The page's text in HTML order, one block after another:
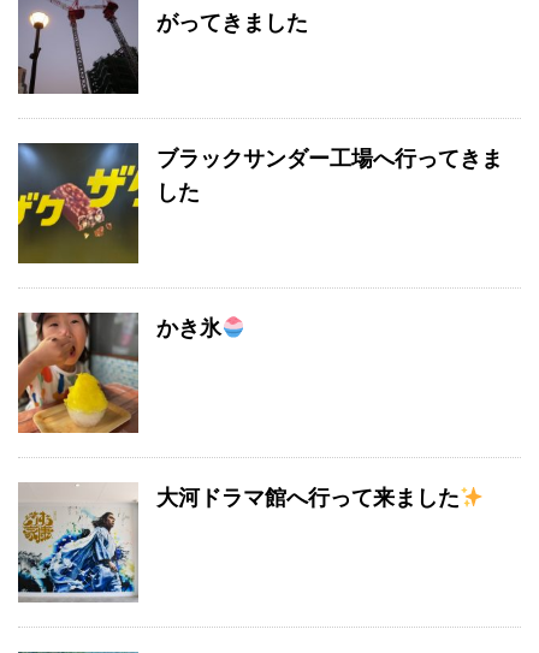
がってきました
ブラックサンダー工場へ行ってきま
した
かき氷
大河ドラマ館へ行って来ました